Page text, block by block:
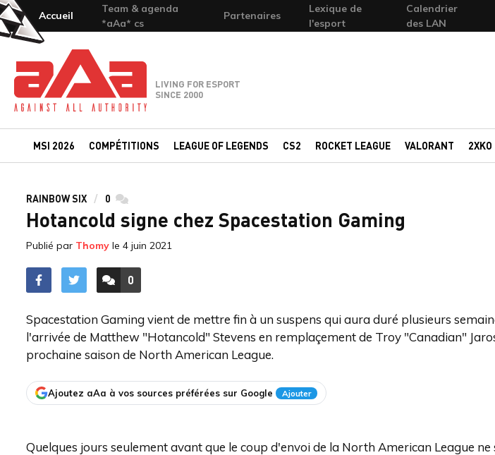
Accueil
Team & agenda
*aAa* cs
Partenaires
Lexique de
l'esport
Calendrier
des LAN
Team-aAa - against All authority
LIVING FOR ESPORT
SINCE 2000
MSI 2026 COMPÉTITIONS LEAGUE OF LEGENDS CS2 ROCKET LEAGUE VALORANT 2XKO
RAINBOW SIX 0 commentaires
Hotancold signe chez Spacestation Gaming
Publié par Thomy le 4 juin 2021
ACCÉDER AUX
0
COMMENTAIRES
Spacestation Gaming vient de mettre fin à un suspens qui aura duré plusieurs
l'arrivée de Matthew "Hotancold" Stevens en remplaçement de Troy "Canadian"
prochaine saison de North American League.
Ajoutez aAa à vos sources préférées sur Google Ajouter
Quelques jours seulement avant que le coup d'envoi de la North American League ne